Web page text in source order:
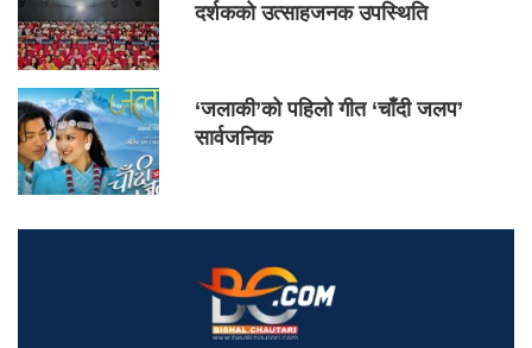
दर्शकको उत्साहजनक उपस्थिति
‘जलाकी’को पहिलो गीत ‘चाँदी जलप’
सार्वजनिक